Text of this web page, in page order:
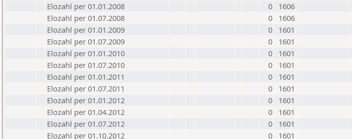
Elozahl per 01.01.2008
0
1606
Elozahl per 01.07.2008
0
1606
Elozahl per 01.01.2009
0
1601
Elozahl per 01.07.2009
0
1601
Elozahl per 01.01.2010
0
1601
Elozahl per 01.07.2010
0
1601
Elozahl per 01.01.2011
0
1601
Elozahl per 01.07.2011
0
1601
Elozahl per 01.01.2012
0
1601
Elozahl per 01.04.2012
0
1601
Elozahl per 01.07.2012
0
1601
Elozahl per 01.10.2012
0
1601